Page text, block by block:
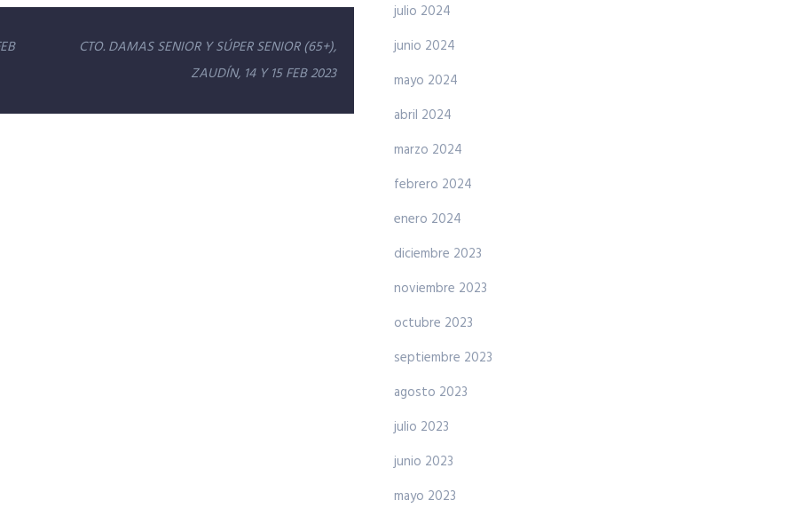
CTO. DAMAS SENIOR Y SÚPER SENIOR (65+),
ZAUDÍN, 14 Y 15 FEB 2023
julio 2024
junio 2024
mayo 2024
abril 2024
marzo 2024
febrero 2024
enero 2024
diciembre 2023
noviembre 2023
octubre 2023
septiembre 2023
agosto 2023
julio 2023
junio 2023
mayo 2023